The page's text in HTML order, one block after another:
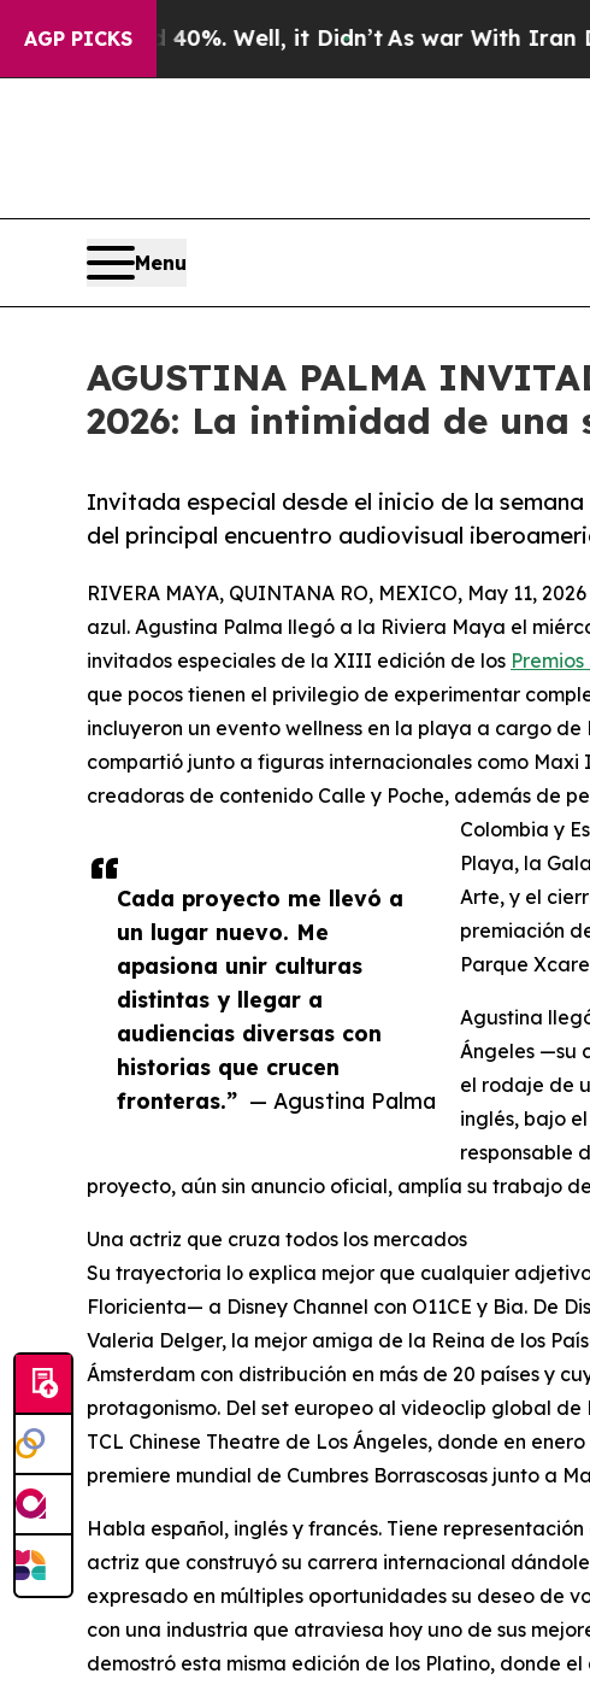
AGP PICKS
40%. Well, it Didn’tAs war With Iran Drove oil
Menu
AGUSTINA PALMA
2026: La intimidad de una
Invitada especial desde el inicio de la
del principal encuentro audiovisual
Cada proyecto me llevó a
un lugar nuevo. Me
apasiona unir culturas
distintas y llegar a
audiencias diversas con
historias que crucen
fronteras.” — Agustina Palma
RIVERA MAYA, QUINTANA RO, MEXICO, May 11,
azul. Agustina Palma llegó a la Riviera Maya el
invitados especiales de la XIII edición de los
que pocos tienen el privilegio de experimentar
incluyeron un evento wellness en la playa a cargo
compartió junto a figuras internacionales como
creadoras de contenido Calle y Poche, además de
Colombia y
Playa, la
Arte, y el
premiación
Parque
Agustina
Ángeles —su
el rodaje de
inglés, bajo
responsable
proyecto, aún sin anuncio oficial, amplía su trabajo
Una actriz que cruza todos los mercados
Su trayectoria lo explica mejor que cualquier
Floricienta— a Disney Channel con O11CE y Bia. De
Valeria Delger, la mejor amiga de la Reina de los
Ámsterdam con distribución en más de 20 países y
protagonismo. Del set europeo al videoclip global de
TCL Chinese Theatre de Los Ángeles, donde en
premiere mundial de Cumbres Borrascosas junto a
Habla español, inglés y francés. Tiene
actriz que construyó su carrera internacional
expresado en múltiples oportunidades su deseo de
con una industria que atraviesa hoy uno de sus
demostró esta misma edición de los Platino, donde